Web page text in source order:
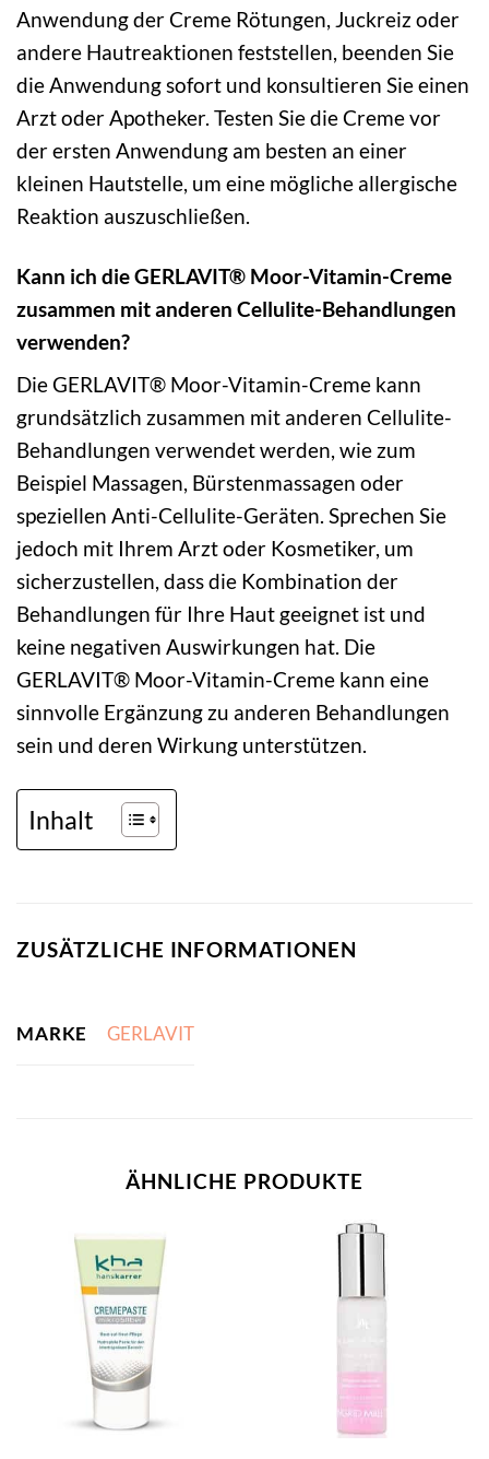
Anwendung der Creme Rötungen, Juckreiz oder
andere Hautreaktionen feststellen, beenden Sie
die Anwendung sofort und konsultieren Sie einen
Arzt oder Apotheker. Testen Sie die Creme vor
der ersten Anwendung am besten an einer
kleinen Hautstelle, um eine mögliche allergische
Reaktion auszuschließen.
Kann ich die GERLAVIT® Moor-Vitamin-Creme
zusammen mit anderen Cellulite-Behandlungen
verwenden?
Die GERLAVIT® Moor-Vitamin-Creme kann
grundsätzlich zusammen mit anderen Cellulite-
Behandlungen verwendet werden, wie zum
Beispiel Massagen, Bürstenmassagen oder
speziellen Anti-Cellulite-Geräten. Sprechen Sie
jedoch mit Ihrem Arzt oder Kosmetiker, um
sicherzustellen, dass die Kombination der
Behandlungen für Ihre Haut geeignet ist und
keine negativen Auswirkungen hat. Die
GERLAVIT® Moor-Vitamin-Creme kann eine
sinnvolle Ergänzung zu anderen Behandlungen
sein und deren Wirkung unterstützen.
Inhalt
ZUSÄTZLICHE INFORMATIONEN
MARKE GERLAVIT
ÄHNLICHE PRODUKTE